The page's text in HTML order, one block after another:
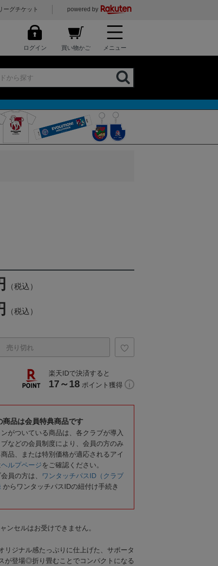
ーグチケット powered by
ログイン 買い物かご メニュー
（税込）
（税込）
売り切れ
楽天IDで決済すると
17～18 ポイント獲得
商品は会員特典商品です
ンがついている商品は、各クラブが導入
などの会員制度により、会員の方のみ
品、または特別価格が適応されるアイ
ヘルプページをご確認ください。
員の方は、
ワンタッチパスID（クラブ
からワンタッチパスIDの紐付け手続き
ンセルはお受けできません。
リジナル感たっぷりに仕上げた、サポータ
が登場◎折り畳むことでコンパクトになる